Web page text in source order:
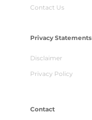
Contact Us
Privacy Statements
Disclaimer
Privacy Policy
Contact